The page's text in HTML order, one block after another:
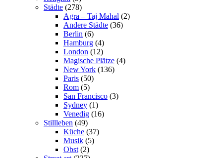
Städte (278)
Agra – Taj Mahal (2)
Andere Städte (36)
Berlin (6)
Hamburg (4)
London (12)
Magische Plätze (4)
New York (136)
Paris (50)
Rom (5)
San Francisco (3)
Sydney (1)
Venedig (16)
Stillleben (49)
Küche (37)
Musik (5)
Obst (2)